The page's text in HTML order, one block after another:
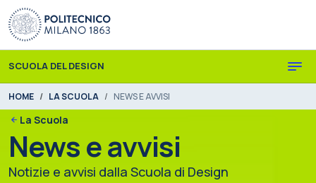
Skip to main content
Skip to page footer
SCUOLA DEL DESIGN
You are here:
HOME LA SCUOLA NEWS E AVVISI
La Scuola
News e avvisi
Notizie e avvisi dalla Scuola di Design